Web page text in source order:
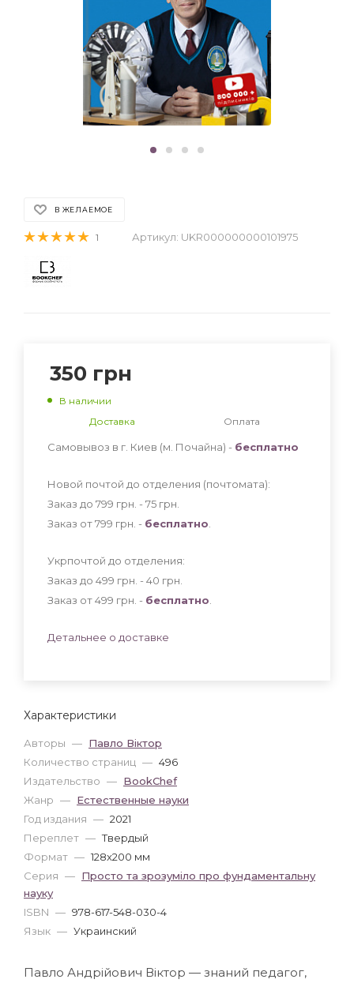
В ЖЕЛАЕМОЕ
1 Артикул: UKR000000000101975
Характеристики
Авторы — Павло Віктор
Количество страниц — 496
Издательство — BookChef
Жанр — Естественные науки
Год издания — 2021
Переплет — Твердый
Формат — 128x200 мм
Серия — Просто та зрозуміло про фундаментальну
науку
ISBN — 978-617-548-030-4
Язык — Украинский
350 грн
В наличии
Доставка
Оплата
Самовывоз в г. Киев (м. Почайна) - бесплатно
Новой почтой до отделения (почтомата):
Заказ до 799 грн. - 75 грн
Заказ от 799 грн. - бесплатно
Укрпочтой до отделения:
Заказ до 499 грн. - 40 грн
Заказ от 499 грн. - бесплатно
Детальнее о доставке
Павло Андрійович Віктор — знаний педагог,